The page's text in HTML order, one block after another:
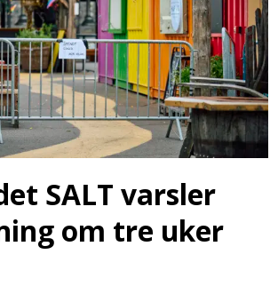
SALT varsler
om tre uker